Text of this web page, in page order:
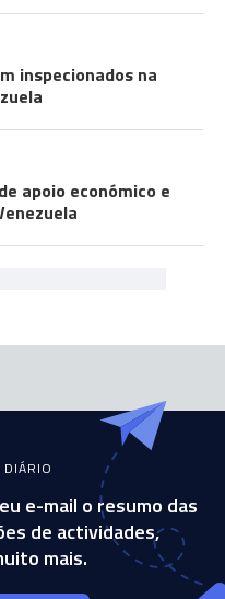
inspecionados na
apoio económico e
e-mail o resumo das
de actividades,
mais.